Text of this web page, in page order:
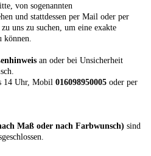
von sogenannten
und stattdessen per Mail oder per
uns zu suchen, um eine exakte
an oder bei Unsicherheit
14 Uhr, Mobil 016098950005 oder per
Maß oder nach Farbwunsch) sind